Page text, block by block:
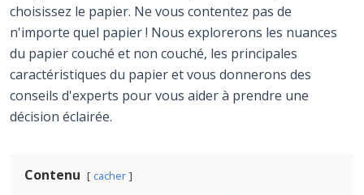
choisissez le papier. Ne vous contentez pas de
n'importe quel papier ! Nous explorerons les nuances
du papier couché et non couché, les principales
caractéristiques du papier et vous donnerons des
conseils d'experts pour vous aider à prendre une
décision éclairée.
Contenu cacher